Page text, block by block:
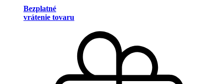
Bezplatné
vrátenie tovaru